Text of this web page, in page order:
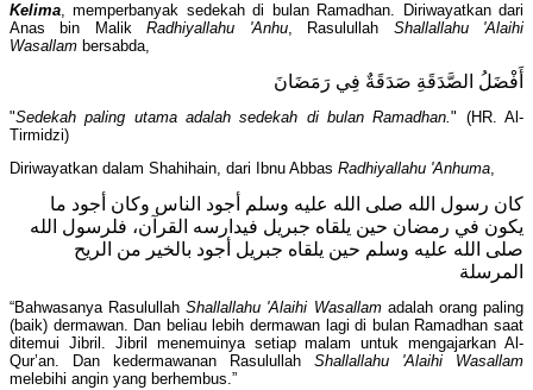
Kelima, memperbanyak sedekah di bulan Ramadhan. Diriwayatkan dari
Anas bin MalikRadhiyallahu 'Anhu, Rasulullah Shallallahu 'Alaihi
Wasallam bersabda,
أَفْضَلُ الصَّدَقَةِ صَدَقَةٌ فِي رَمَضَانَ
"Sedekah paling utama adalah sedekah di bulan Ramadhan." (HR. Al-
Tirmidzi)
Diriwayatkan dalam Shahihain, dari Ibnu Abbas Radhiyallahu 'Anhuma,
كان رسول الله صلى الله عليه وسلم أجود الناس وكان أجود ما
يكون في رمضان حين يلقاه جبريل فيدارسه القرآن، فلرسول الله
صلى الله عليه وسلم حين يلقاه جبريل أجود بالخير من الريح
المرسلة
“Bahwasanya RasulullahShallallahu 'Alaihi Wasallamadalah orang paling
(baik) dermawan. Dan beliau lebih dermawan lagi di bulan Ramadhan saat
ditemui Jibril. Jibril menemuinya setiap malam untuk mengajarkan Al-
Qur’an. Dan kedermawanan Rasulullah Shallallahu 'Alaihi Wasallam
melebihi angin yang berhembus.”